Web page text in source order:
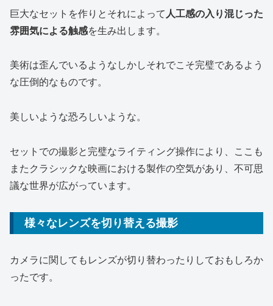
巨大なセットを作りとそれによって 人工感の入り混じった
雰囲気による触感を生み出します。
美術は歪んでいるようなしかしそれでこそ完璧であるよう
な圧倒的なものです。
美しいような恐ろしいような。
セットでの撮影と完璧なライティング操作により、ここも
またクラシックな映画における製作の空気があり、不可思
議な世界が広がっています。
様々なレンズを切り替える撮影
カメラに関してもレンズが切り替わったりしておもしろか
ったです。